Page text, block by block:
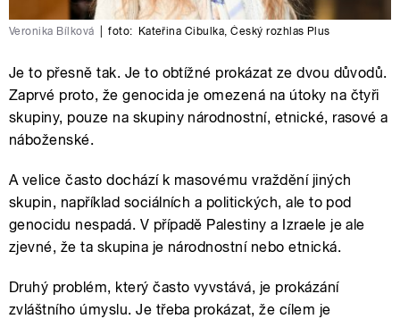
Veronika Bílková foto: Kateřina Cibulka,Český rozhlas Plus
Je to přesně tak. Je to obtížné prokázat ze dvou důvodů.
Zaprvé proto, že genocida je omezená na útoky na čtyři
skupiny, pouze na skupiny národnostní, etnické, rasové a
náboženské.
A velice často dochází k masovému vraždění jiných
skupin, například sociálních a politických, ale to pod
genocidu nespadá. V případě Palestiny a Izraele je ale
zjevné, že ta skupina je národnostní nebo etnická.
Druhý problém, který často vyvstává, je prokázání
zvláštního úmyslu. Je třeba prokázat, že cílem je